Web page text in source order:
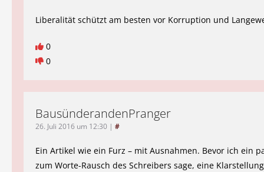
Liberalität schützt am besten vor Korruption und
0
0
BausünderandenPranger
26. Juli 2016 um 12:30 | #
Ein Artikel wie ein Furz – mit Ausnahmen. Bevor ich ein
zum Worte-Rausch des Schreibers sage, eine